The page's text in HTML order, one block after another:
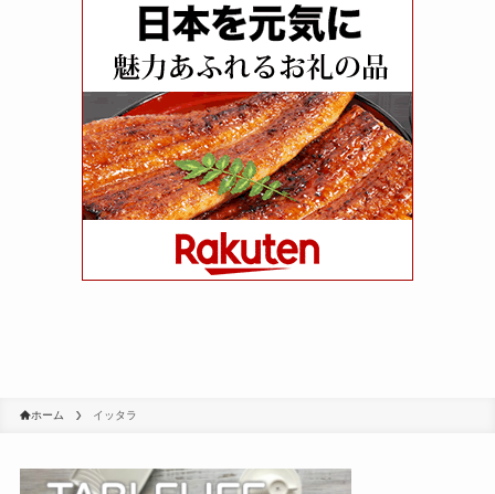
ホーム イッタラ